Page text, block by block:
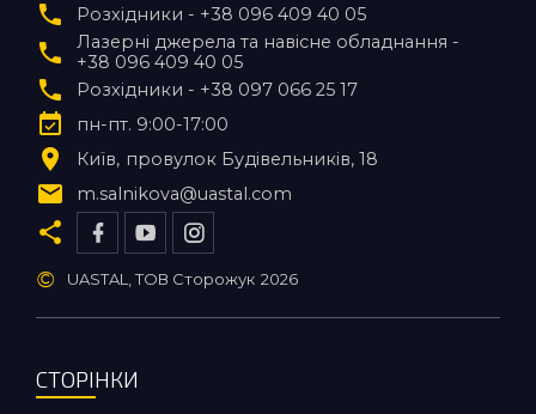
Розхідники - +38 096 409 40 05
Лазерні джерела та навісне обладнання -
+38 096 409 40 05
Розхідники - +38 097 066 25 17
пн-пт. 9:00-17:00
Київ
провулок Будівельників, 18
m.salnikova@uastal.com
© UASTAL, ТОВ Сторожук 2026
СТОРІНКИ